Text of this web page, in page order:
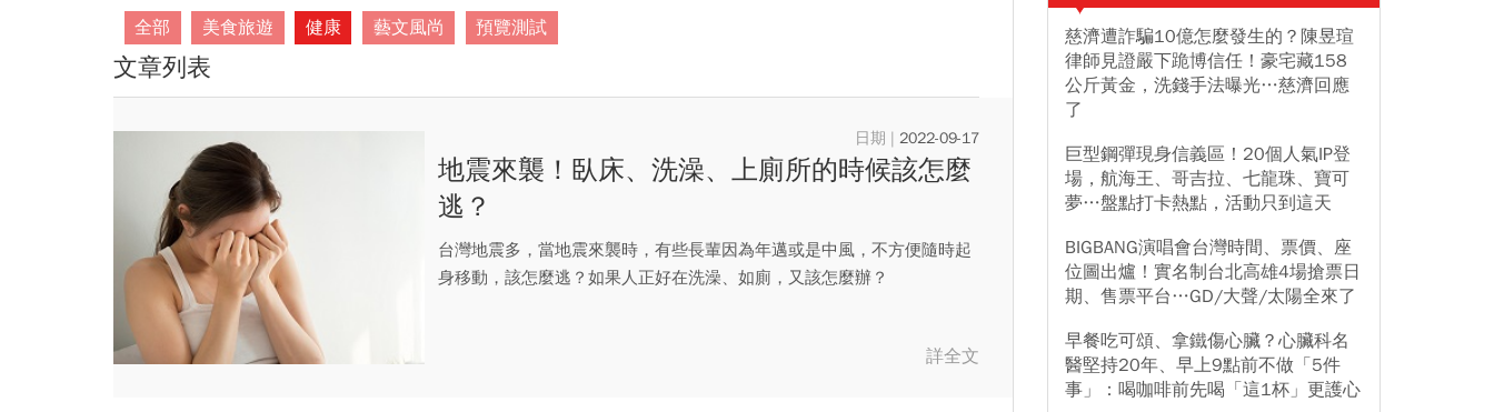
全部 美食旅遊 健康 藝文風尚 預覽測試
文章列表
2022-09-17
地震來襲！臥床、洗澡、上廁所的時候該怎麼
逃？
台灣地震多，當地震來襲時，有些長輩因為年邁或是中風，不方便隨時起
身移動，該怎麼逃？如果人正好在洗澡、如廁，又該怎麼辦？
詳全文
慈濟遭詐騙10億怎麼發生的？陳昱瑄
律師見證嚴下跪博信任！豪宅藏158
公斤黃金，洗錢手法曝光…慈濟回應
了
巨型鋼彈現身信義區！20個人氣IP登
場，航海王、哥吉拉、七龍珠、寶可
夢…盤點打卡熱點，活動只到這天
BIGBANG演唱會台灣時間、票價、座
位圖出爐！實名制台北高雄4場搶票日
期、售票平台…GD/大聲/太陽全來了
早餐吃可頌、拿鐵傷心臟？心臟科名
醫堅持20年、早上9點前不做「5件
事」：喝咖啡前先喝「這1杯」更護心